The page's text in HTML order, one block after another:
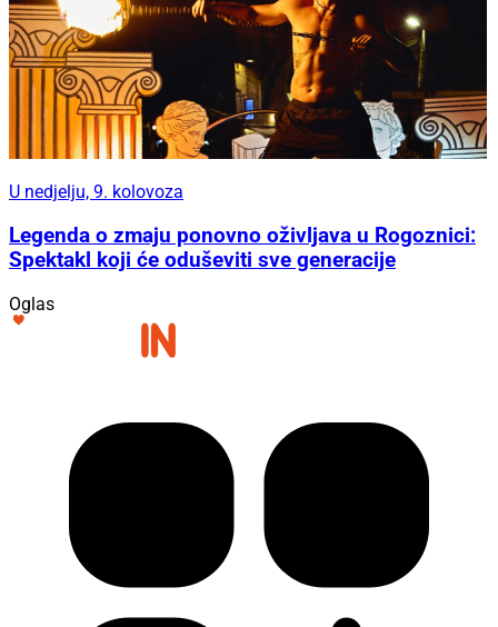
U nedjelju, 9. kolovoza
Legenda o zmaju ponovno oživljava u Rogoznici:
Spektakl koji će oduševiti sve generacije
Oglas